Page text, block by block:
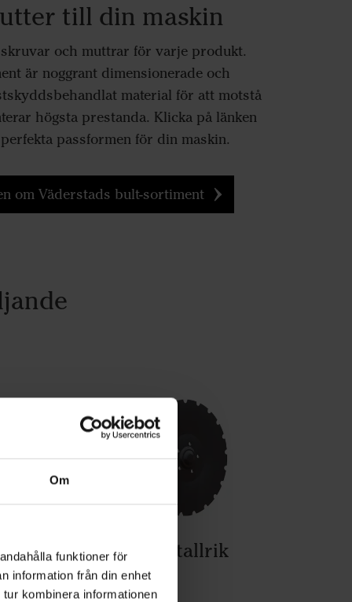
Om
funktioner för
information från din enhet
kombinera informationen
till din maskin
och muttrar för varje produkt.
är noggrant dimensionerade och
material för att motstå
högsta prestanda. Klicka på länken
passformen för din maskin.
om Väderstads bult-sortiment
410 mm såtallrik
Konisk